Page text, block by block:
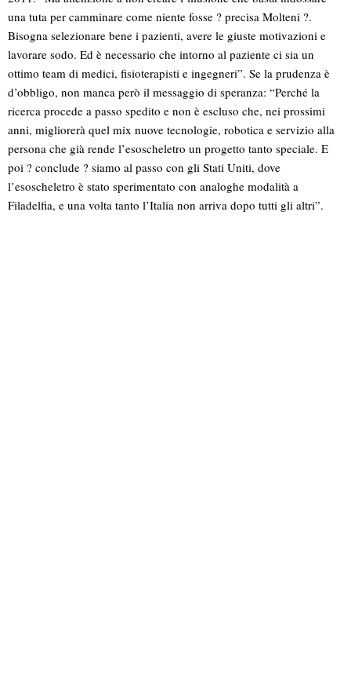
una tuta per camminare come niente fosse ? precisa Molteni ?.
Bisogna selezionare bene i pazienti, avere le giuste motivazioni e
lavorare sodo. Ed è necessario che intorno al paziente ci sia un
ottimo team di medici, fisioterapisti e ingegneri”. Se la prudenza è
d’obbligo, non manca però il messaggio di speranza: “Perché la
ricerca procede a passo spedito e non è escluso che, nei prossimi
anni, migliorerà quel mix nuove tecnologie, robotica e servizio alla
persona che già rende l’esoscheletro un progetto tanto speciale. E
poi ? conclude ? siamo al passo con gli Stati Uniti, dove
l’esoscheletro è stato sperimentato con analoghe modalità a
Filadelfia, e una volta tanto l’Italia non arriva dopo tutti gli altri”.